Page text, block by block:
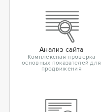
Анализ сайта
Комплексная проверка
основных показателей для
продвижения